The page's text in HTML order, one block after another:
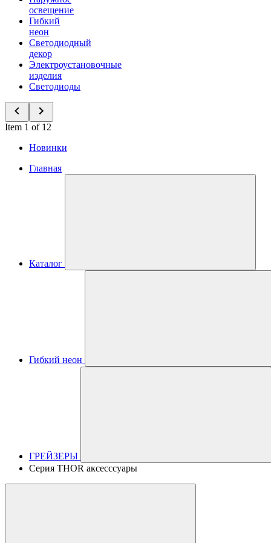
освещение
Гибкий
неон
Светодиодный
декор
Электроустановочные
изделия
Светодиоды
Item 1 of 12
Новинки
Главная
Каталог
Гибкий неон
ГРЕЙЗЕРЫ
Серия THOR аксесссуары